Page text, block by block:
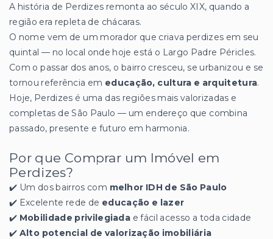
A história de Perdizes remonta ao século XIX, quando a
região era repleta de chácaras.
O nome vem de um morador que criava perdizes em seu
quintal — no local onde hoje está o Largo Padre Péricles.
Com o passar dos anos, o bairro cresceu, se urbanizou e se
tornou referência em educação, cultura e arquitetura.
Hoje, Perdizes é uma das regiões mais valorizadas e
completas de São Paulo — um endereço que combina
passado, presente e futuro em harmonia.
Por que Comprar um Imóvel em
Perdizes?
✔️ Um dos bairros com melhor IDH de São Paulo
✔️ Excelente rede de educação e lazer
✔️ Mobilidade privilegiada e fácil acesso a toda cidade
✔️ Alto potencial de valorização imobiliária